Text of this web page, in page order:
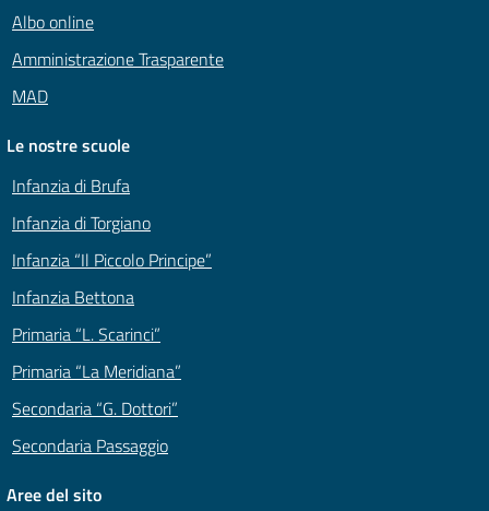
Albo online
Amministrazione Trasparente
MAD
Le nostre scuole
Infanzia di Brufa
Infanzia di Torgiano
Infanzia “Il Piccolo Principe”
Infanzia Bettona
Primaria “L. Scarinci”
Primaria “La Meridiana”
Secondaria “G. Dottori”
Secondaria Passaggio
Aree del sito